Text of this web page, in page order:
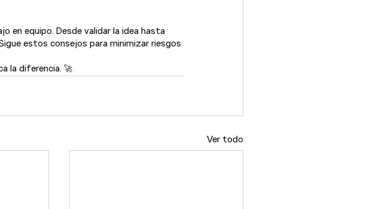
en equipo. Desde validar la idea hasta
estos consejos para minimizar riesgos
la diferencia. 🚀
Ver todo